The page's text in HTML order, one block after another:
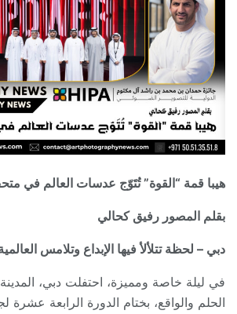
هيبا قمة “القوة” تُتَوّج عدسات العالم في
بقلم المصور رفيق كحالي
دبي – لحظة تتلألأ فيها الإبداع وتلامس
في ليلة خاصة ومميزة، احتفلت دبي،
الحلم والواقع، بختام الدورة الرابعة عشرة